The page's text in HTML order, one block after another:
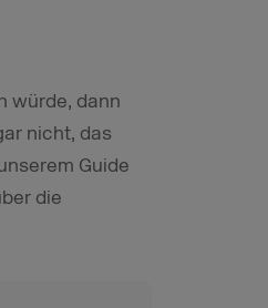
würde, dann
nicht, das
Guide
die